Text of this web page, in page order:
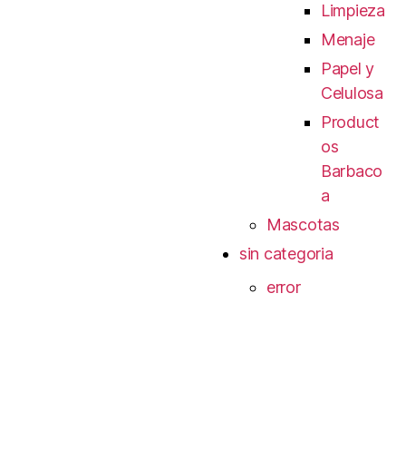
Limpieza
Menaje
Papel y
Celulosa
Product
os
Barbaco
a
Mascotas
sin categoria
error